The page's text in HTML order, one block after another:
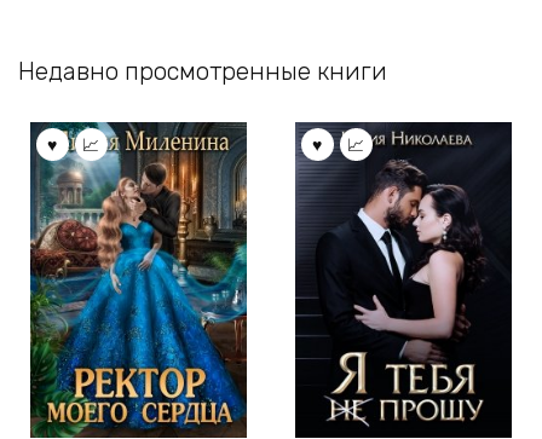
Недавно просмотренные книги